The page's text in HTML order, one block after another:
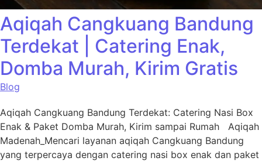
Aqiqah Cangkuang Bandung
Terdekat | Catering Enak,
Domba Murah, Kirim Gratis
Blog
Aqiqah Cangkuang Bandung Terdekat: Catering Nasi Box
Enak & Paket Domba Murah, Kirim sampai Rumah Aqiqah
Madenah_Mencari layanan aqiqah Cangkuang Bandung
yang terpercaya dengan catering nasi box enak dan paket